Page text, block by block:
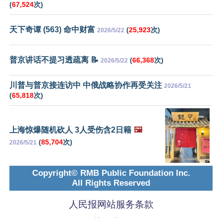
(67,524次)
天下奇谭 (563) 命中财富 2026/5/22 (25,923次)
普京讲话不提习透疏离 📝 2026/5/22 (66,368次)
川普与普京接连访中 中俄战略协作再受关注 2026/5/21
(65,818次)
上海惊爆随机砍人 3人受伤含2日籍 🖼️
2026/5/21 (85,704次)
Copyright© RMB Public Foundation Inc.
All Rights Reserved
人民报网站服务条款